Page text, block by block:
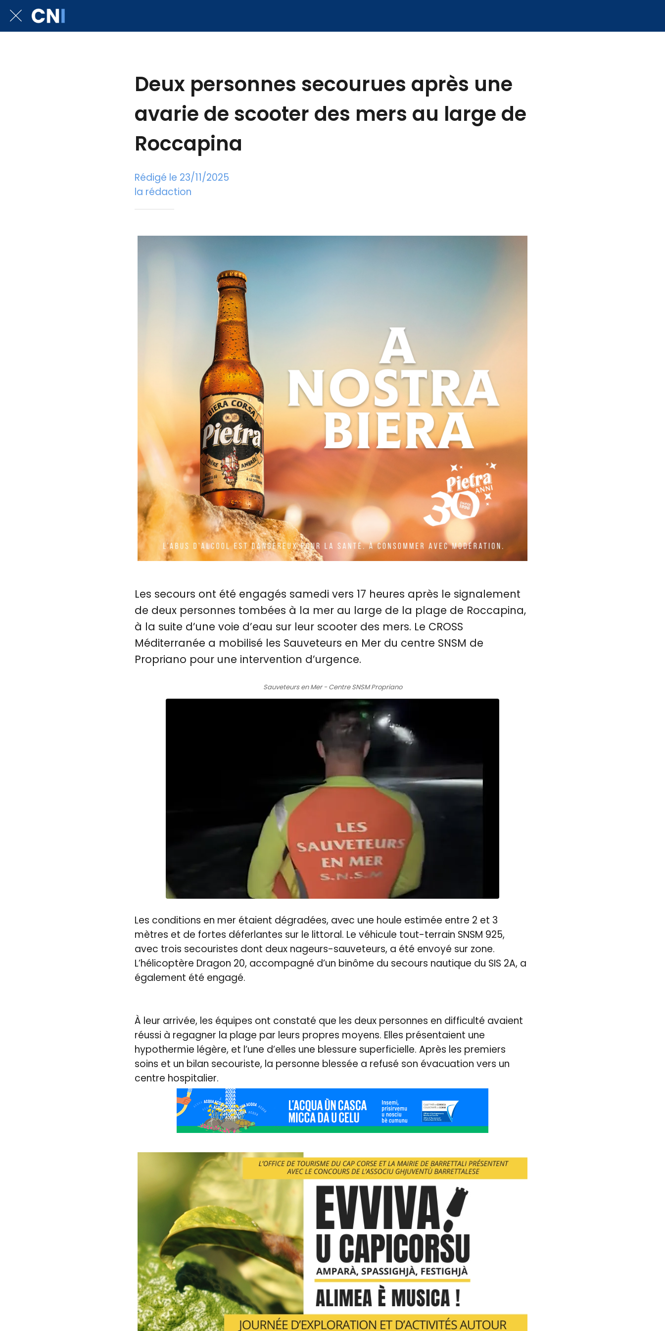
Deux personnes secourues après une
avarie de scooter des mers au large de
Roccapina
Rédigé le 23/11/2025
la rédaction
Les secours ont été engagés samedi vers 17 heures après le signalement
de deux personnes tombées à la mer au large de la plage de Roccapina,
à la suite d’une voie d’eau sur leur scooter des mers. Le CROSS
Méditerranée a mobilisé les Sauveteurs en Mer du centre SNSM de
Propriano pour une intervention d’urgence.
Sauveteurs en Mer - Centre SNSM Propriano
Les conditions en mer étaient dégradées, avec une houle estimée entre 2 et 3
mètres et de fortes déferlantes sur le littoral. Le véhicule tout-terrain SNSM 925,
avec trois secouristes dont deux nageurs-sauveteurs, a été envoyé sur zone.
L’hélicoptère Dragon 20, accompagné d’un binôme du secours nautique du SIS 2A, a
également été engagé.
À leur arrivée, les équipes ont constaté que les deux personnes en difficulté avaient
réussi à regagner la plage par leurs propres moyens. Elles présentaient une
hypothermie légère, et l’une d’elles une blessure superficielle. Après les premiers
soins et un bilan secouriste, la personne blessée a refusé son évacuation vers un
centre hospitalier.